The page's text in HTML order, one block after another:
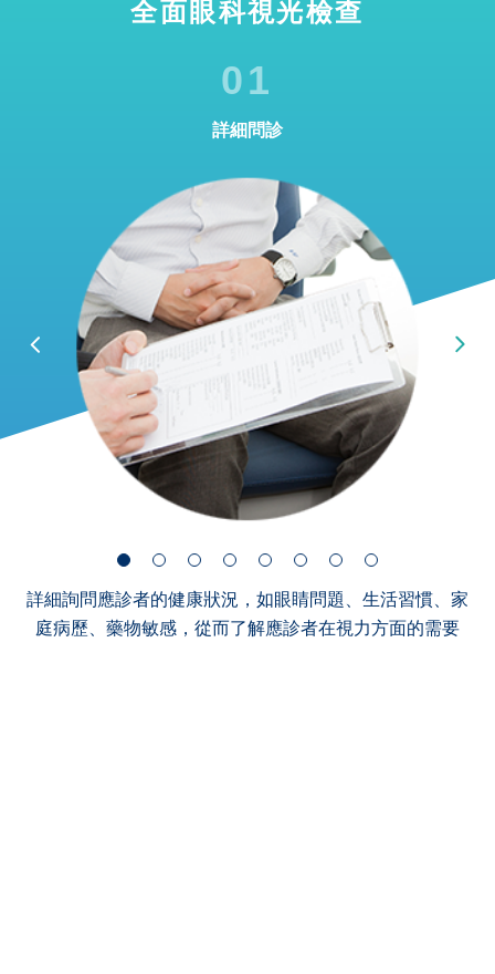
全面眼科視光檢查
01
詳細問診
詳細詢問應診者的健康狀況，如眼睛問題、生活習慣、家
庭病歷、藥物敏感，從而了解應診者在視力方面的需要